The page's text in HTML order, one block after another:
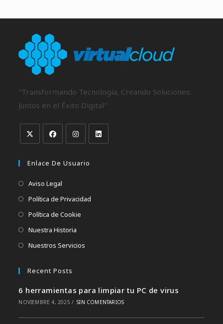
"Transformando Tecnología, Creando Soluciones:
Juntos en el Éxito Digital"
Enlace De Usuario
Aviso Legal
Política de Privacidad
Política de Cookie
Nuestra Historia
Nuestros Servicios
Recent Posts
6 herramientas para limpiar tu PC de virus
NOVIEMBRE 4, 2025 / SIN COMENTARIOS